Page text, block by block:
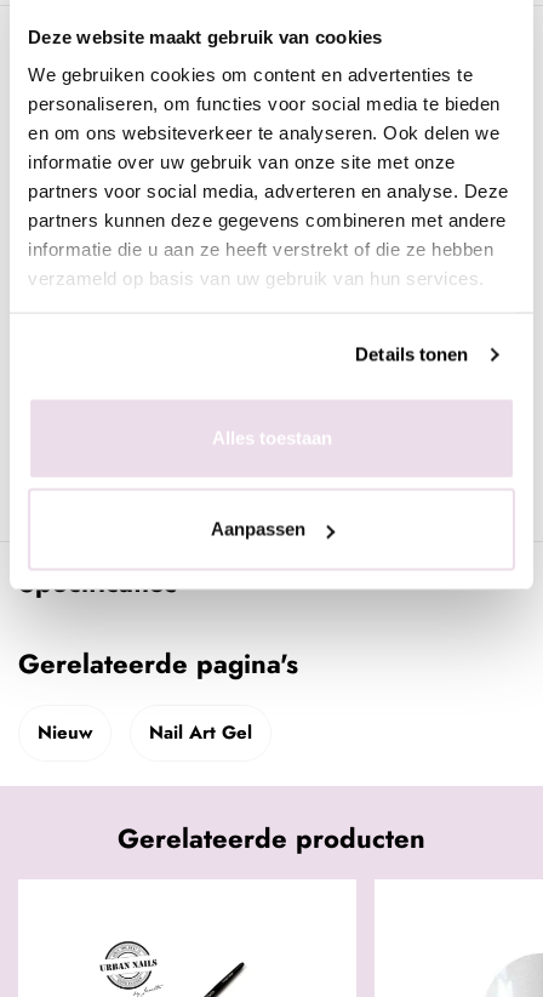
Deze website maakt gebruik van cookies
We gebruiken cookies om content en advertenties te
personaliseren, om functies voor social media te bieden
en om ons websiteverkeer te analyseren. Ook delen we
informatie over uw gebruik van onze site met onze
partners voor social media, adverteren en analyse. Deze
partners kunnen deze gegevens combineren met andere
informatie die u aan ze heeft verstrekt of die ze hebben
verzameld op basis van uw gebruik van hun services.
Details tonen
Alles toestaan
Aanpassen
Omschrijving
Urban Nails Art Gel | AG65
Met deze art gel kun je prachtige designs maken. De art gel is
te verkrijgen in diverse kleuren maar kan ook gemengd worden
met pigment of andere gels voor de gewenste kleur.
Deze gel is geschikt voor stempelen, schilderen, 3D desings en
nog veel meer door de hoge pigmentatie.
de handige inkeping in de verpakking kun je het penseel heel
waardoor het heel makkelijk is om een mooie, dunne en strakke
Uithardingstijd is 1 minuut in de LED lamp of 2 minuten in de
Specificaties
Gerelateerde pagina's
Nieuw Nail Art Gel
Gerelateerde producten